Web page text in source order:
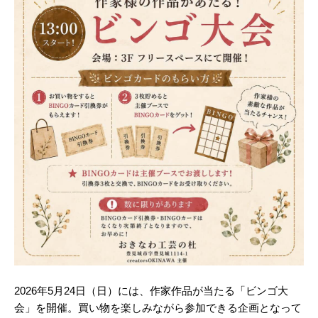
2026年5月24日（日）には、作家作品が当たる「ビンゴ大
会」を開催。買い物を楽しみながら参加できる企画となって